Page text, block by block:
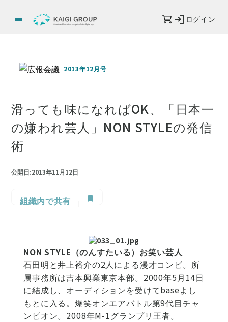
ログイン
2013年12月号
滑っても味になればOK、「日本一
の嫌われ芸人」NON STYLEの発信
術
公開日:2013年11月12日
組織内で共有
NON STYLE（のんすたいる）お笑い芸人
石田明と井上裕介の2人による漫才コンビ。所
属事務所は吉本興業東京本部。2000年5月14日
に結成し、オーディションを受けてbaseよし
もとに入る。爆笑オンエアバトル第9代目チャ
ンピオン。2008年M-1グランプリ王者。